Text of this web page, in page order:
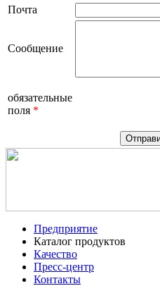
Почта
Сообщение
обязательные
поля *
Предприятие
Каталог продуктов
Качество
Пресс-центр
Контакты